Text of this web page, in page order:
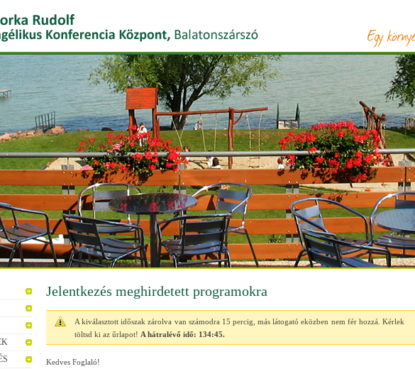
Jelentkezés meghirdetett programokra
A kiválasztott időszak zárolva van számodra 15 percig, más látogató eközben nem fér hozzá. Kérlek
töltsd ki az űrlapot! A hátralévő idő: 134:45.
Kedves Foglaló!